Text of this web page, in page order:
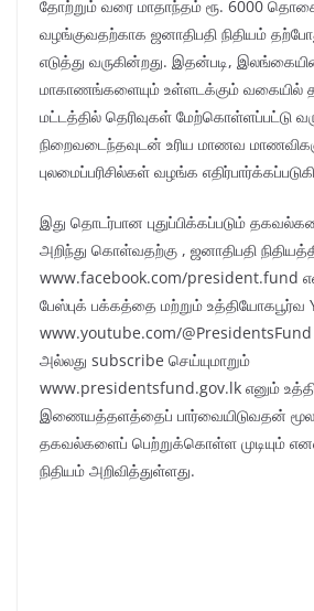
தோற்றும் வரை மாதாந்தம் ரூ. 6000
வழங்குவதற்காக ஜனாதிபதி நிதியம்
எடுத்து வருகின்றது. இதன்படி,
மாகாணங்களையும் உள்ளடக்கும் வகையில்
மட்டத்தில் தெரிவுகள் மேற்கொள்ளப்பட்டு
நிறைவடைந்தவுடன் உரிய மாணவ
புலமைப்பரிசில்கள் வழங்க
இது தொடர்பான புதுப்பிக்கப்படும்
அறிந்து கொள்வதற்கு , ஜனாதிபதி
www.facebook.com/president.fund
பேஸ்புக் பக்கத்தை மற்றும்
www.youtube.com/
அல்லது subscribe செய்யுமாறும்
www.presidentsfund.gov.lk எனும்
இணையத்தளத்தைப் பார்வையிடுவதன்
தகவல்களைப் பெற்றுக்கொள்ள முடியும்
நிதியம் அறிவித்துள்ளது.